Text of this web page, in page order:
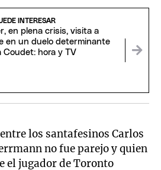
INTERESAR
en plena crisis, visita a
en un duelo determinante
Coudet: hora y TV
los santafesinos Carlos
no fue parejo y quien
el jugador de Toronto